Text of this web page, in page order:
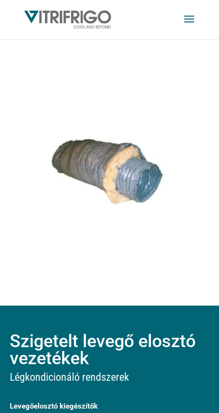
Szigetelt levegő elosztó
vezetékek
Légkondicionáló rendszerek
Levegőelosztó kiegészítők